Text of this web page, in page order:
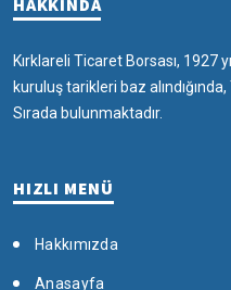
Kırklareli Ticaret Borsası, 1927
kuruluş tarikleri baz
Sırada bulunmaktadır.
HIZLI MENÜ
Hakkımızda
Anasayfa